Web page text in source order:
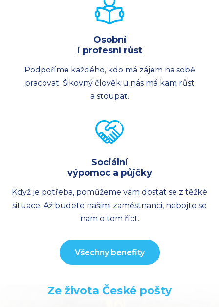
Osobní
i profesní růst
Podpoříme každého, kdo má zájem na sobě
pracovat. Šikovný člověk u nás má kam růst
a stoupat.
Sociální
výpomoc a půjčky
Když je potřeba, pomůžeme vám dostat se z těžké
situace. Až budete našimi zaměstnanci, nebojte se
nám o tom říct.
Všechny benefity
Ze života České pošty